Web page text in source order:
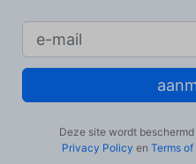
Deze site wordt
Privacy Policy en Terms